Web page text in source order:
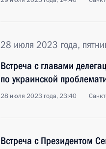
28 июля 2023 года,
Встреча с главами
по украинской
28 июля 2023 года, 23:40
Встреча с Президентом